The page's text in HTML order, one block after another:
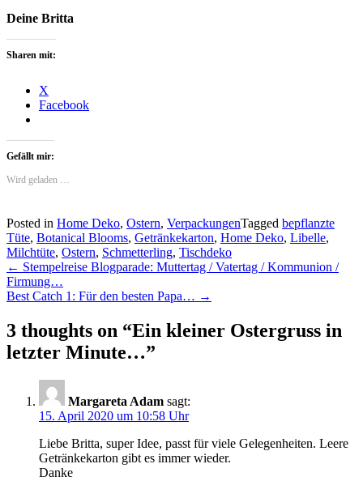
Deine Britta
Sharen mit:
X
Facebook
Gefällt mir:
Wird geladen …
Posted in Home Deko, Ostern, VerpackungenTagged bepflanzte
Tüte, Botanical Blooms, Getränkekarton, Home Deko, Libelle,
Milchtüte, Ostern, Schmetterling, Tischdeko
Post
navigation
← Stempelreise Blogparade: Muttertag / Vatertag / Kommunion /
Firmung…
Best Catch 1: Für den besten Papa… →
3 thoughts on “Ein kleiner Ostergruss in
letzter Minute…”
Margareta Adam sagt:
15. April 2020 um 10:58 Uhr
Liebe Britta, super Idee, passt für viele Gelegenheiten. Leere
Getränkekarton gibt es immer wieder.
Danke